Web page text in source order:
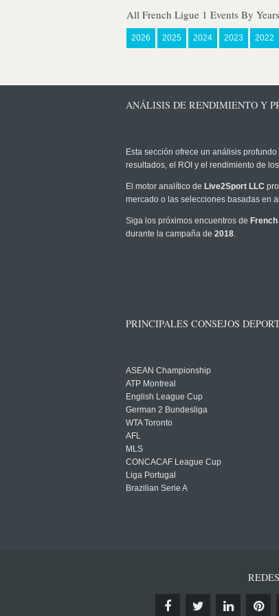
All French Ligue 1 Events By Years
2026 2025 2024 2023 2022
ANÁLISIS DE RENDIMIENTO Y
Esta sección ofrece un análisis
resultados, el ROI y el rendimiento de
El motor analítico de Live2Sport LLC
mercado o las selecciones basadas en
Siga los próximos encuentros de
durante la campaña de 2018.
PRINCIPALES CONSEJOS
ASEAN Championship
ATP Montreal
English League Cup
German 2 Bundesliga
WTA Toronto
AFL
MLS
CONCACAF League Cup
Liga Portugal
Brazilian Serie A